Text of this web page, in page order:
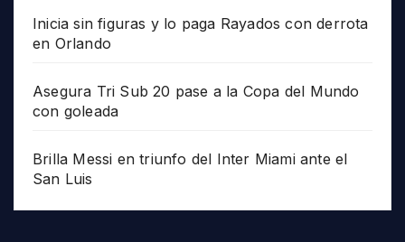
Inicia sin figuras y lo paga Rayados con derrota
en Orlando
Asegura Tri Sub 20 pase a la Copa del Mundo
con goleada
Brilla Messi en triunfo del Inter Miami ante el
San Luis